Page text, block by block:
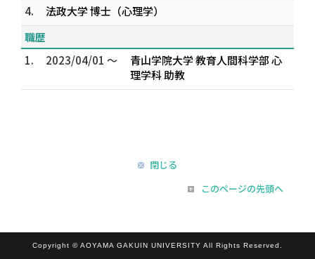
4.
法政大学 博士（心理学）
職歴
1.
2023/04/01 ～
青山学院大学 教育人間科学部 心
理学科 助教
閉じる
このページの先頭へ
Copyright © AOYAMA GAKUIN UNIVERSITY All Rights Reserved.